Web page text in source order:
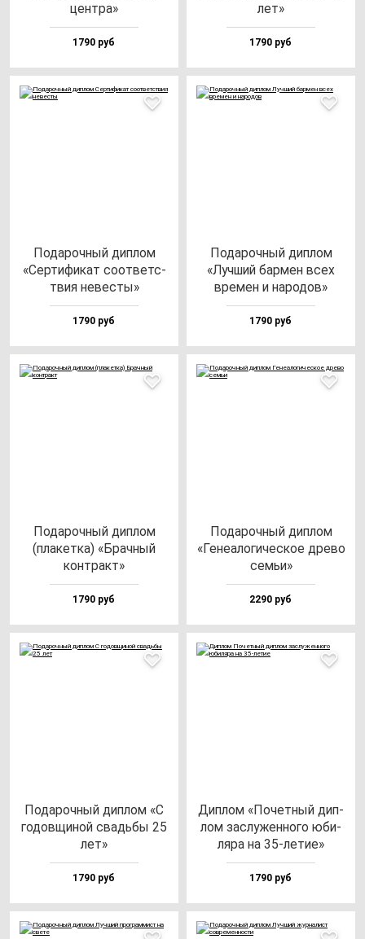
цен­тра»
1790 руб
лет»
1790 руб
Пода­роч­ный дип­лом
«Сер­ти­фи­кат со­от­ветс­
твия не­вес­ты»
1790 руб
Пода­роч­ный дип­лом
«Луч­ший бар­мен всех
вре­мен и на­ро­дов»
1790 руб
Пода­роч­ный дип­лом
(пла­кет­ка) «Брач­ный
кон­тракт»
1790 руб
Пода­роч­ный дип­лом
«Гене­ало­ги­чес­кое дре­во
семьи»
2290 руб
Пода­роч­ный дип­лом «С
го­дов­щи­ной свадь­бы 25
лет»
1790 руб
Дип­лом «Почет­ный дип­
лом зас­лу­жен­но­го юби­
ля­ра на 35-ле­тие»
1790 руб